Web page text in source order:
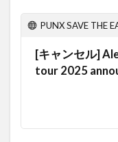
PUNX SAVE THE
[キャンセル]
tour 2025